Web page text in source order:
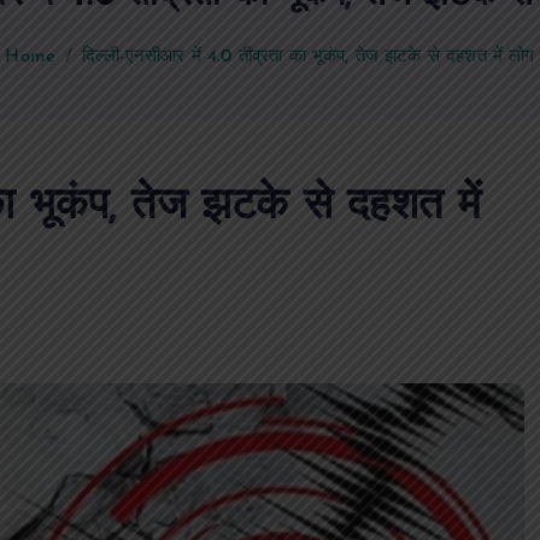
Home दिल्ली-एनसीआर में 4.0 तीव्रता का भूकंप, तेज झटके से दहशत में लोग
का भूकंप, तेज झटके से दहशत में